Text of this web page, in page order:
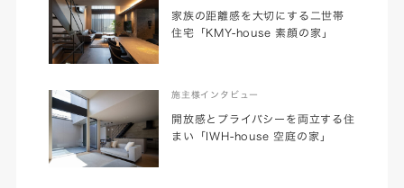
家族の距離感を大切にする二世帯
住宅「KMY-house 素顔の家」
施主様インタビュー
開放感とプライバシーを両立する住
まい「IWH-house 空庭の家」